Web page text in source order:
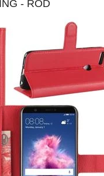
- RÖD